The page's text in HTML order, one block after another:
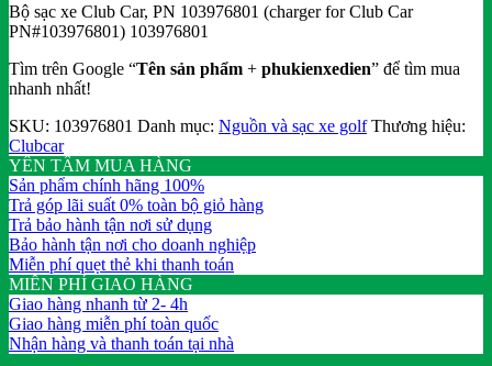
Bộ sạc xe Club Car, PN 103976801 (charger for Club Car
PN#103976801) 103976801
Tìm trên Google “Tên sản phẩm + phukienxedien” để tìm mua
nhanh nhất!
SKU: 103976801 Danh mục: Nguồn và sạc xe golf Thương hiệu:
Clubcar
YÊN TÂM MUA HÀNG
Sản phẩm chính hãng 100%
Trả góp lãi suất 0% toàn bộ giỏ hàng
Trả bảo hành tận nơi sử dụng
Bảo hành tận nơi cho doanh nghiệp
Miễn phí quẹt thẻ khi thanh toán
MIỄN PHÍ GIAO HÀNG
Giao hàng nhanh từ 2- 4h
Giao hàng miễn phí toàn quốc
Nhận hàng và thanh toán tại nhà